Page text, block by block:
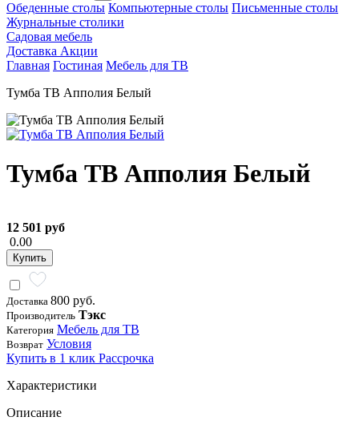
Обеденные столы Компьютерные столы Письменные столы
Журнальные столики
Садовая мебель
Доставка Акции
Главная Гостиная Мебель для ТВ
Тумба ТВ Апполия Белый
Тумба ТВ Апполия Белый
12 501 руб
0.00
Купить
Доставка 800 руб.
Производитель Тэкс
Категория Мебель для ТВ
Возврат Условия
Купить в 1 клик Рассрочка
Характеристики
Описание